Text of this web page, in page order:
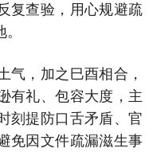
复查验，用心规避疏
气，加之巳酉相合，
有礼、包容大度，主
刻提防口舌矛盾、官
免因文件疏漏滋生事